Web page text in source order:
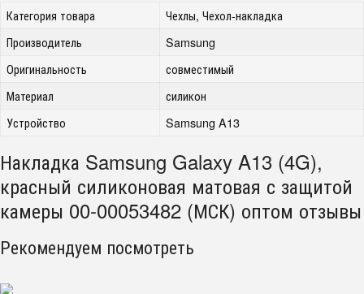
Категория товара
Чехлы, Чехол-накладка
Производитель
Samsung
Оригинальность
совместимый
Материал
силикон
Устройство
Samsung A13
Накладка Samsung Galaxy A13 (4G),
красный силиконовая матовая с защитой
камеры 00-00053482 (МСК) оптом отзывы
Рекомендуем посмотреть